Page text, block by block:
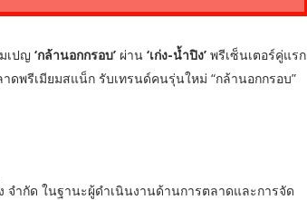
เปญ ‘กล้านอกกรอบ’ ผ่าน ‘เก่ง-น้ำปิง’ พรีเซ็นเตอร์คู่แรก
ดพรีเมียมสแน็ก รับเทรนด์คนรุ่นใหม่ “กล้านอกกรอบ”
ำกัด ในฐานะผู้ดำเนินงานด้านการตลาดและการจัด